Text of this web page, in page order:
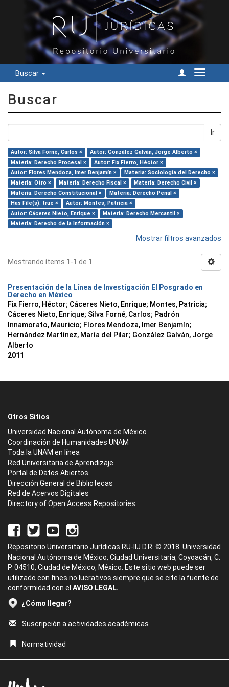
Buscar
Cambiar
Buscar
Ir
Autor: Silva Forné, Carlos ×
Autor: González Galván, Jorge Alberto ×
Materia: Derecho Procesal ×
Autor: Fix Fierro, Héctor ×
Autor: Flores Mendoza, Imer Benjamín ×
Materia: Sociología del Derecho ×
Materia: Otro ×
Materia: Derecho Fiscal ×
Materia: Derecho Civil ×
Materia: Derecho Constitucional ×
Materia: Derecho Penal ×
Has File(s): true ×
Autor: Montes, Patricia ×
Autor: Cáceres Nieto, Enrique ×
Materia: Derecho Mercantil ×
Materia: Derecho de la Información ×
Mostrar filtros avanzados
Mostrando ítems 1-1 de 1
Presentación de la Línea de Investigación El Posgrado en
Derecho en México
Fix Fierro, Héctor; Cáceres Nieto, Enrique; Montes, Patricia;
Cáceres Nieto, Enrique; Silva Forné, Carlos; Padrón
Innamorato, Mauricio; Flores Mendoza, Imer Benjamín;
Hernández Martínez, María del Pilar; González Galván, Jorge
Alberto
2011
Otros Sitios
Universidad Nacional Autónoma de México
Coordinación de Humanidades UNAM
Toda la UNAM en línea
Red Universitaria de Aprendizaje
Portal de Datos Abiertos
Dirección General de Bibliotecas
Red de Acervos Digitales
Directory of Open Access Repositories
Repositorio Universitario Jurídicas RU-IIJ D.R. © 2018. Universidad
Nacional Autónoma de México, Ciudad Universitaria, Coyoacán, C.
P. 04510, Ciudad de México, México. Este sitio web puede ser
utilizado con fines no lucrativos siempre que se cite la fuente de
conformidad con el AVISO LEGAL.
¿Cómo llegar?
Suscripción a actividades académicas
Normatividad